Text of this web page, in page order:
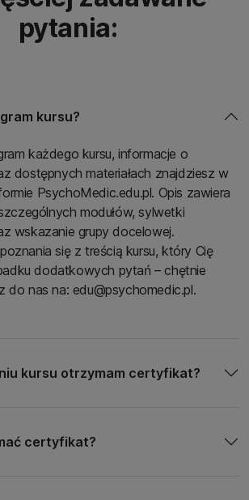
pytania:
kursu?
każdego kursu, informacje o
dostępnych materiałach znajdziesz w
PsychoMedic.edu.pl. Opis zawiera
modułów, sylwetki
wskazanie grupy docelowej.
się z treścią kursu, który Cię
dodatkowych pytań – chętnie
do nas na: edu@psychomedic.pl.
kursu otrzymam certyfikat?
certyfikat?